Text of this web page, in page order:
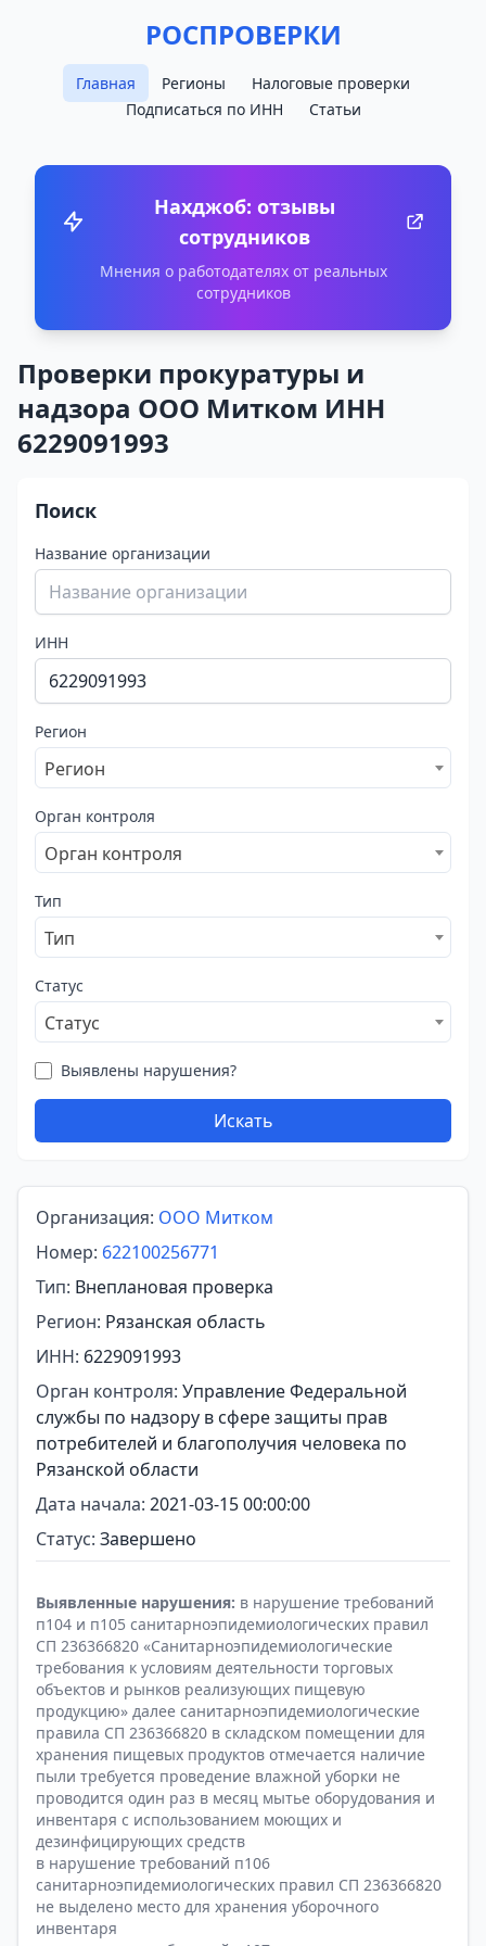
РОСПРОВЕРКИ
Главная Регионы
Налоговые проверки
Подписаться по ИНН
Статьи
Нахджоб: отзывы
сотрудников
Мнения о работодателях от реальных
сотрудников
Проверки прокуратуры и
надзора ООО Митком ИНН
6229091993
Поиск
Название организации
ИНН
Регион
Регион
Орган контроля
Орган контроля
Тип
Тип
Статус
Статус
Выявлены нарушения?
Искать
Организация: ООО Митком
Номер: 622100256771
Тип: Внеплановая проверка
Регион: Рязанская область
ИНН: 6229091993
Орган контроля: Управление Федеральной
службы по надзору в сфере защиты прав
потребителей и благополучия человека по
Рязанской области
Дата начала: 2021-03-15 00:00:00
Статус: Завершено
Выявленные нарушения: в нарушение требований
п104 и п105 санитарноэпидемиологических правил
СП 236366820 «Санитарноэпидемиологические
требования к условиям деятельности торговых
объектов и рынков реализующих пищевую
продукцию» далее санитарноэпидемиологические
правила СП 236366820 в складском помещении для
хранения пищевых продуктов отмечается наличие
пыли требуется проведение влажной уборки не
проводится один раз в месяц мытье оборудования и
инвентаря с использованием моющих и
дезинфицирующих средств
в нарушение требований п106
санитарноэпидемиологических правил СП 236366820
не выделено место для хранения уборочного
инвентаря